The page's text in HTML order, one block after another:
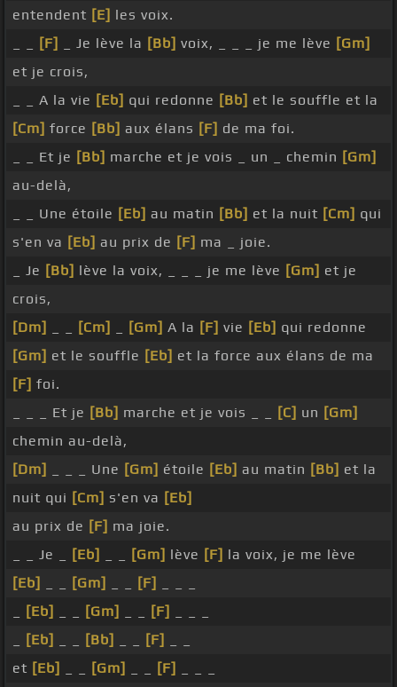
entendent [E] les voix.
[F] _ Je lève la [Bb] voix, _ _ _ je me lève [Gm]
et je crois,
_ _ A la vie [Eb] qui redonne [Bb] et le souffle et la
[Cm] force [Bb] aux élans [F] de ma foi.
_ _ Et je [Bb] marche et je vois _ un _ chemin [Gm]
au-delà,
_ _ Une étoile [Eb] au matin [Bb] et la nuit [Cm] qui
s'en va [Eb] au prix de [F] ma _ joie.
_ Je [Bb] lève la voix, _ _ _ je me lève [Gm] et je
crois,
[Dm]
[Cm] [Gm] A la [F] vie [Eb] qui redonne
[Gm] et le souffle [Eb] et la force aux élans de ma
[F] foi.
_ _ _ Et je [Bb] marche et je vois _ _ [C] un [Gm]
chemin au-delà,
[Dm]
_ _ _ Une [Gm] étoile [Eb] au matin [Bb] et la
nuit qui [Cm] s'en va [Eb]
au prix de [F] ma joie.
_ _ Je _
[Eb] [Gm] lève [F] la voix, je me lève
[Eb]
[Gm] [F]
[Eb] [Gm] [F]
[Eb] [Bb] [F]
et [Eb] [Gm] [F]